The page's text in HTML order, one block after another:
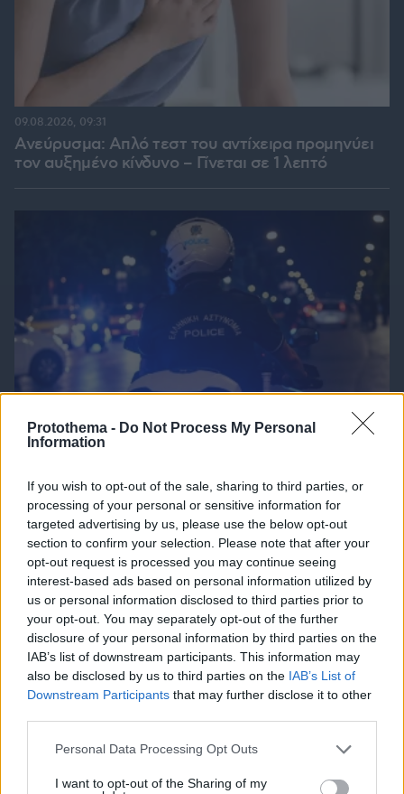
Protothema - Do Not Process My Personal
Information
If you wish to opt-out of the sale, sharing to third parties, or
processing of your personal or sensitive information for
targeted advertising by us, please use the below opt-out
section to confirm your selection. Please note that after your
opt-out request is processed you may continue seeing
interest-based ads based on personal information utilized by
us or personal information disclosed to third parties prior to
your opt-out. You may separately opt-out of the further
disclosure of your personal information by third parties on the
IAB’s list of downstream participants. This information may
also be disclosed by us to third parties on the IAB’s List of
Downstream Participants that may further disclose it to other
Please note that this website/app uses one or more Google
not limited to your visit or usage behaviour. You may click to
Personal Data Processing Opt Outs
I want to opt-out of the Sharing of my
Ανεύρυσμα: Απλό τεστ του αντίχειρα προμηνύει
τον αυξημένο κίνδυνο – Γίνεται σε 1 λεπτό
09.08.2026, 09:31
Το νέο... καλοκαιρινό κόλπο που κάνουν οι
κλέφτες αυτοκινήτων στην Ελλάδα
09.08.2026, 07:29